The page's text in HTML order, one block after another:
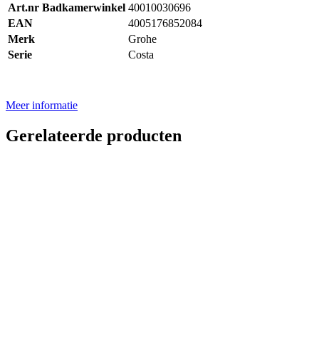
Art.nr Badkamerwinkel 40010030696
EAN
4005176852084
Merk
Grohe
Serie
Costa
Meer informatie
Gerelateerde producten